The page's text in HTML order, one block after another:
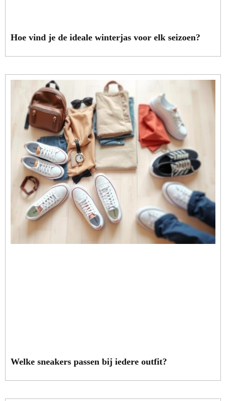
Hoe vind je de ideale winterjas voor elk seizoen?
Welke sneakers passen bij iedere outfit?